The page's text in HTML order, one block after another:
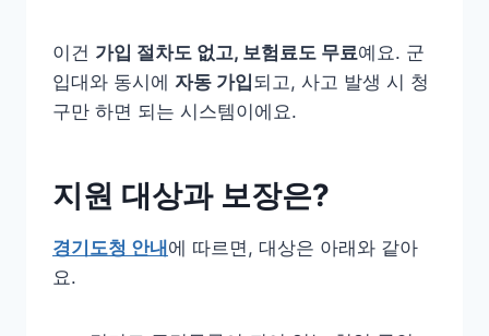
이건 가입 절차도 없고, 보험료도 무료예요. 군
입대와 동시에 자동 가입되고, 사고 발생 시 청
구만 하면 되는 시스템이에요.
지원 대상과 보장은?
경기도청 안내에 따르면, 대상은 아래와 같아
요.